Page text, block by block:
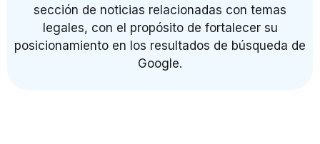
sección de noticias relacionadas con temas
legales, con el propósito de fortalecer su
posicionamiento en los resultados de búsqueda de
Google.